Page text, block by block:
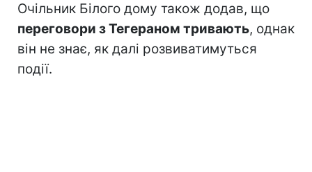
Очільник Білого дому також додав, що
переговори з Тегераном тривають, однак
він не знає, як далі розвиватимуться
події.